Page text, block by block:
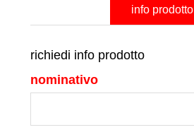
info prodotto
richiedi info prodotto
nominativo